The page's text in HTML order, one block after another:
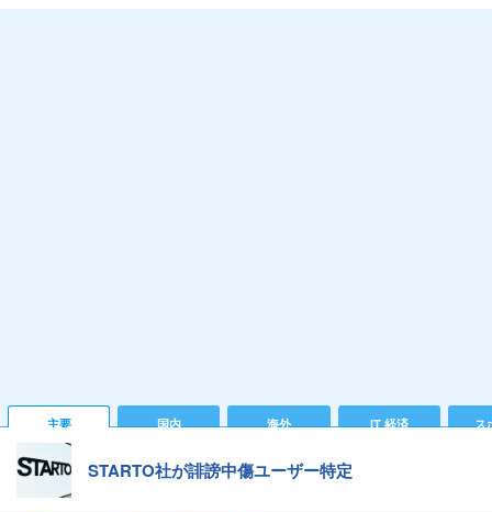
主要 国内 海外 IT 経済 ス
STARTO社が誹謗中傷ユーザー特定